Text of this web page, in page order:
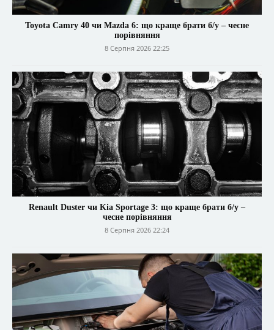
Toyota Camry 40 чи Mazda 6: що краще брати б/у – чесне
порівняння
8 Серпня 2026 22:25
Renault Duster чи Kia Sportage 3: що краще брати б/у –
чесне порівняння
8 Серпня 2026 22:24